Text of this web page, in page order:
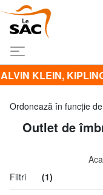
KIPLING ŞI
Ordonează în funcţie de
Outlet de
Filtri
(1)